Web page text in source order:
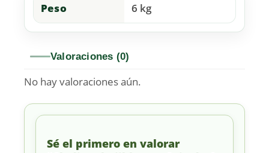
Peso 6 kg
Valoraciones (0)
No hay valoraciones aún.
Sé el primero en valorar